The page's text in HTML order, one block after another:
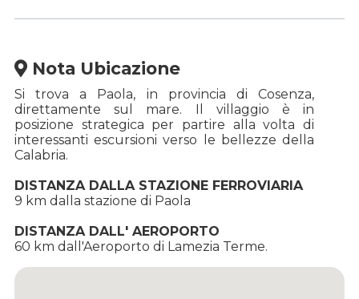
Nota Ubicazione
Si trova a Paola, in provincia di Cosenza,
direttamente sul mare. Il villaggio è in
posizione strategica per partire alla volta di
interessanti escursioni verso le bellezze della
Calabria.
DISTANZA DALLA STAZIONE FERROVIARIA
9 km dalla stazione di Paola
DISTANZA DALL' AEROPORTO
60 km dall'Aeroporto di Lamezia Terme.